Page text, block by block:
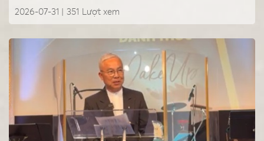
2026-07-31 | Lượt xem
351